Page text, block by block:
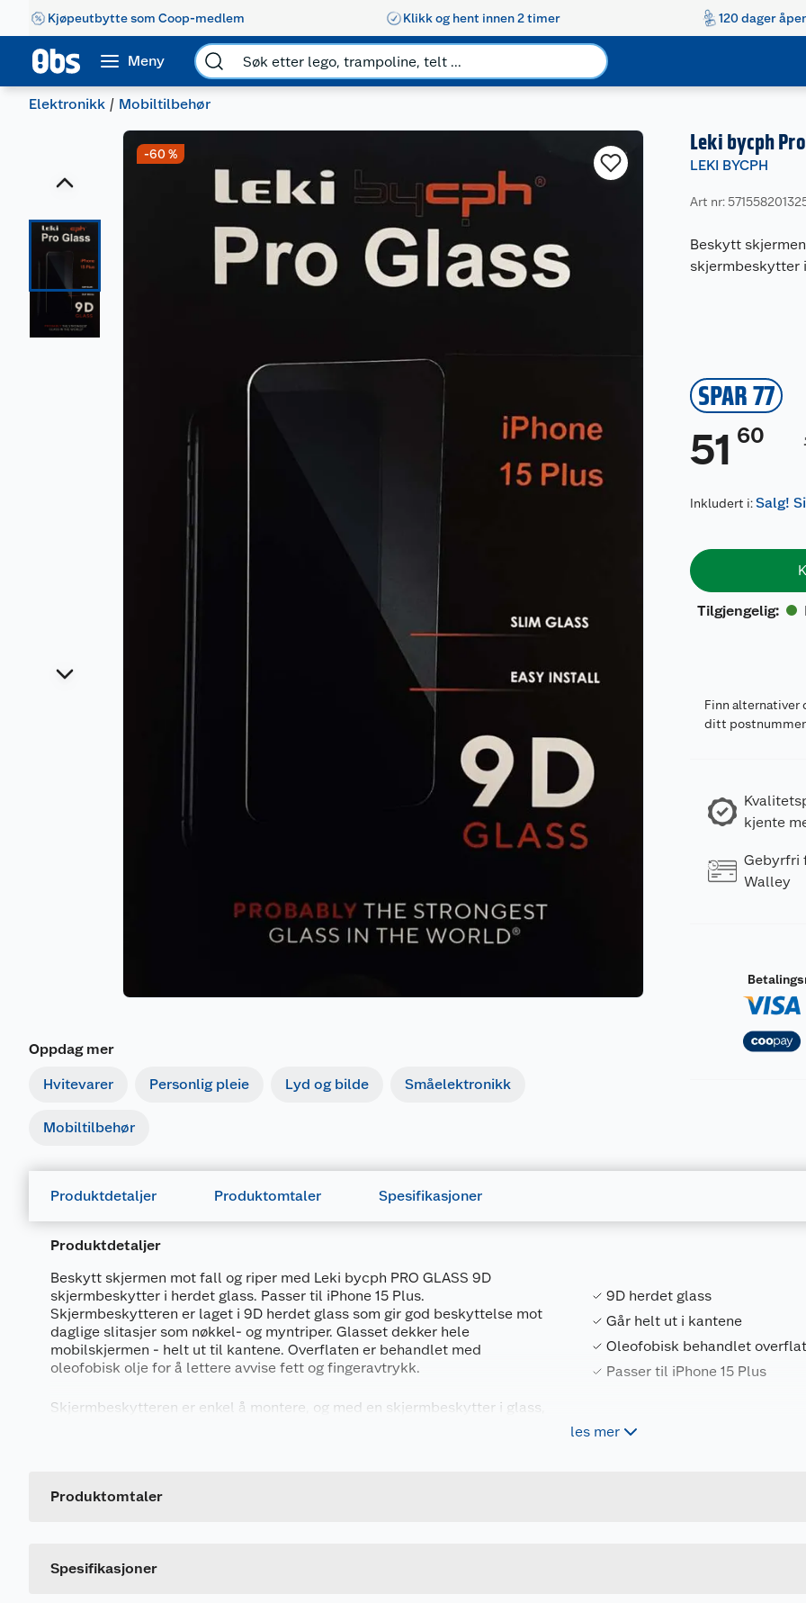
Kjøpeutbytte som Coop-medlem Klikk og hent innen 2 timer 120 dager
Meny
Elektronikk Mobiltilbehør
-60 %
Oppdag mer
Hvitevarer Personlig pleie Lyd og bilde Småelektronikk
Mobiltilbehør
Leki bycph
LEKI BYCPH
Art nr:
Beskytt
skjermbeskytter
SPAR 77
51 60
Inkludert i:Salg!
Tilgjengelig:
Finn alternativer
ditt postnummer
kjente
Gebyrfri
Walley
Produktdetaljer Produktomtaler Spesifikasjoner
Produktdetaljer
Beskytt skjermen mot fall og riper med Leki bycph PRO GLASS 9D
skjermbeskytter i herdet glass. Passer til iPhone 15 Plus.
Skjermbeskytteren er laget i 9D herdet glass som gir god beskyttelse mot
daglige slitasjer som nøkkel- og myntriper. Glasset dekker hele
mobilskjermen - helt ut til kantene. Overflaten er behandlet med
oleofobisk olje for å lettere avvise fett og fingeravtrykk.
Skjermbeskytteren er enkel å montere, og med en skjermbeskytter i glass,
Glass: 9D glass
9D herdet glass
Går helt ut i kantene
Oleofobisk behandlet
Passer til iPhone 15 Plus
les mer
Produktomtaler
Spesifikasjoner
Leverandørens artikkelnummer
Forpakningsmål